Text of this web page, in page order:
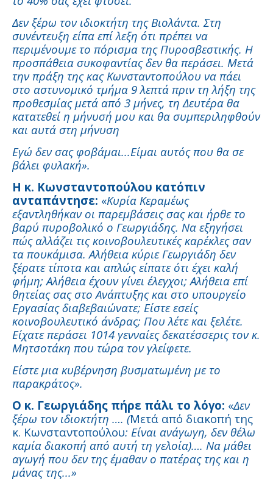
Δεν ξέρω τον ιδιοκτήτη της Βιολάντα. Στη
συνέντευξη είπα επί λεξη ότι πρέπει να
περιμένουμε το πόρισμα της Πυροσβεστικής. Η
προσπάθεια συκοφαντίας δεν θα περάσει. Μετά
την πράξη της κας Κωνσταντοπούλου να πάει
στο αστυνομικό τμήμα 9 λεπτά πριν τη λήξη της
προθεσμίας μετά από 3 μήνες, τη Δευτέρα θα
κατατεθεί η μήνυσή μου και θα συμπεριληφθούν
και αυτά στη μήνυση
Εγώ δεν σας φοβάμαι...Είμαι αυτός που θα σε
βάλει φυλακή».
Η κ. Κωνσταντοπούλου κατόπιν
ανταπάντησε: «Κυρία Κεραμέως
εξαντληθήκαν οι παρεμβάσεις σας και ήρθε το
βαρύ πυροβολικό ο Γεωργιάδης. Να εξηγήσει
πώς αλλάζει τις κοινοβουλευτικές καρέκλες σαν
τα πουκάμισα. Αλήθεια κύριε Γεωργιάδη δεν
ξέρατε τίποτα και απλώς είπατε ότι έχει καλή
φήμη; Αλήθεια έχουν γίνει έλεγχοι; Αλήθεια επί
θητείας σας στο Ανάπτυξης και στο υπουργείο
Εργασίας διαβεβαιώνατε; Είστε εσείς
κοινοβουλευτικό άνδρας; Που λέτε και ξελέτε.
Είχατε περάσει 1014 γενναίες δεκατέσσερις τον κ.
Μητσοτάκη που τώρα τον γλείφετε.
Είστε μια κυβέρνηση βυσματωμένη με το
παρακράτος».
Ο κ. Γεωργιάδης πήρε πάλι το λόγο: «Δεν
ξέρω τον ιδιοκτήτη …. (Μετά από διακοπή της
κ. Κωνσταντοπούλου: Είναι ανάγωγη, δεν θέλω
καμία διακοπή από αυτή τη γελοία)…. Να μάθει
αγωγή που δεν της έμαθαν ο πατέρας της και η
μάνας της...»